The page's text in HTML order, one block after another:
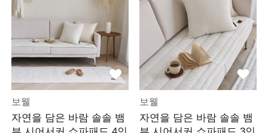
보웰
자연을 담은 바람 솔솔 뱀
보웰
자연을 담은 바람 솔솔 뱀